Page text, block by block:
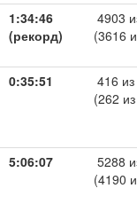
1:34:46
(рекорд)
4903
(3616
0:35:51
416 из
(262
5:06:07
5288
(4190